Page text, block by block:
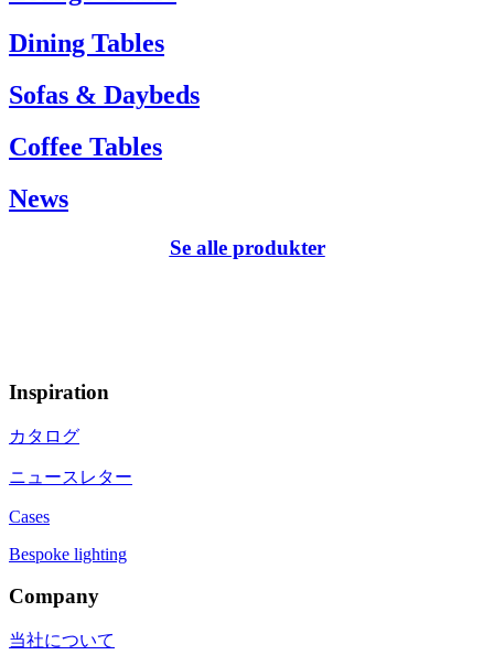
Dining Tables
Sofas & Daybeds
Coffee Tables
News
Se alle produkter
Inspiration
カタログ
ニュースレター
Cases
Bespoke lighting
Company
当社について